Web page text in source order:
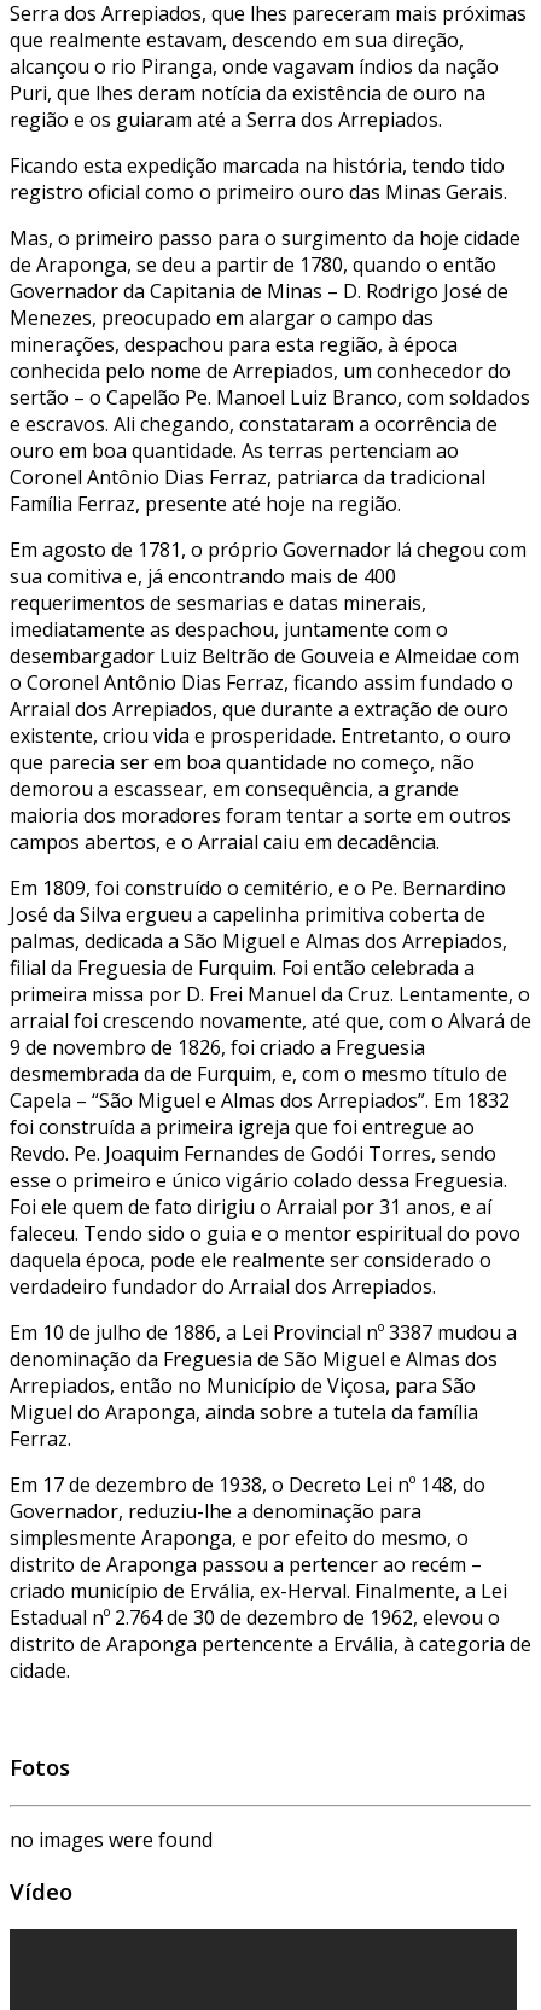
Serra dos Arrepiados, que lhes pareceram mais próximas
que realmente estavam, descendo em sua direção,
alcançou o rio Piranga, onde vagavam índios da nação
Puri, que lhes deram notícia da existência de ouro na
região e os guiaram até a Serra dos Arrepiados.
Ficando esta expedição marcada na história, tendo tido
registro oficial como o primeiro ouro das Minas Gerais.
Mas, o primeiro passo para o surgimento da hoje cidade
de Araponga, se deu a partir de 1780, quando o então
Governador da Capitania de Minas – D. Rodrigo José de
Menezes, preocupado em alargar o campo das
minerações, despachou para esta região, à época
conhecida pelo nome de Arrepiados, um conhecedor do
sertão – o Capelão Pe. Manoel Luiz Branco, com soldados
e escravos. Ali chegando, constataram a ocorrência de
ouro em boa quantidade. As terras pertenciam ao
Coronel Antônio Dias Ferraz, patriarca da tradicional
Família Ferraz, presente até hoje na região.
Em agosto de 1781, o próprio Governador lá chegou com
sua comitiva e, já encontrando mais de 400
requerimentos de sesmarias e datas minerais,
imediatamente as despachou, juntamente com o
desembargador Luiz Beltrão de Gouveia e Almeidae com
o Coronel Antônio Dias Ferraz, ficando assim fundado o
Arraial dos Arrepiados, que durante a extração de ouro
existente, criou vida e prosperidade. Entretanto, o ouro
que parecia ser em boa quantidade no começo, não
demorou a escassear, em consequência, a grande
maioria dos moradores foram tentar a sorte em outros
campos abertos, e o Arraial caiu em decadência.
Em 1809, foi construído o cemitério, e o Pe. Bernardino
José da Silva ergueu a capelinha primitiva coberta de
palmas, dedicada a São Miguel e Almas dos Arrepiados,
filial da Freguesia de Furquim. Foi então celebrada a
primeira missa por D. Frei Manuel da Cruz. Lentamente, o
arraial foi crescendo novamente, até que, com o Alvará de
9 de novembro de 1826, foi criado a Freguesia
desmembrada da de Furquim, e, com o mesmo título de
Capela – “São Miguel e Almas dos Arrepiados”. Em 1832
foi construída a primeira igreja que foi entregue ao
Revdo. Pe. Joaquim Fernandes de Godói Torres, sendo
esse o primeiro e único vigário colado dessa Freguesia.
Foi ele quem de fato dirigiu o Arraial por 31 anos, e aí
faleceu. Tendo sido o guia e o mentor espiritual do povo
daquela época, pode ele realmente ser considerado o
verdadeiro fundador do Arraial dos Arrepiados.
Em 10 de julho de 1886, a Lei Provincial nº 3387 mudou a
denominação da Freguesia de São Miguel e Almas dos
Arrepiados, então no Município de Viçosa, para São
Miguel do Araponga, ainda sobre a tutela da família
Ferraz.
Em 17 de dezembro de 1938, o Decreto Lei nº 148, do
Governador, reduziu-lhe a denominação para
simplesmente Araponga, e por efeito do mesmo, o
distrito de Araponga passou a pertencer ao recém –
criado município de Ervália, ex-Herval. Finalmente, a Lei
Estadual nº 2.764 de 30 de dezembro de 1962, elevou o
distrito de Araponga pertencente a Ervália, à categoria de
cidade.
Fotos
no images were found
Vídeo